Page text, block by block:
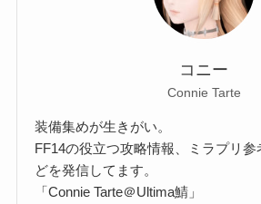
コニー
Connie Tarte
装備集めが生きがい。
FF14の役立つ攻略情報、ミラプリ
どを発信してます。
「Connie Tarte＠Ultima鯖」